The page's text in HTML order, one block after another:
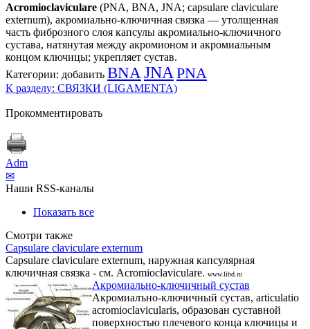
Acromioclaviculare (PNA, BNA, JNA; capsulare claviculare
externum), акромиально-ключичная связка — утолщенная
часть фиброзного слоя капсулы акромиально-ключичного
сустава, натянутая между акромионом и акромиальным
концом ключицы; укрепляет сустав.
Категории: добавить BNA JNA PNA
К разделу: СВЯЗКИ (LIGAMENTA)
Прокомментировать
Adm
✉
Наши RSS-каналы
Показать все
Смотри также
Capsulare claviculare externum
Capsulare claviculare externum, наружная капсулярная
ключичная связка - см. Acromioclaviculare. www.libd.ru
Акромиально-ключичный сустав
Акромиалъно-ключичный сустав, articulatio
acromioclavicularis, образован суставной
поверхностью плечевого конца ключицы и